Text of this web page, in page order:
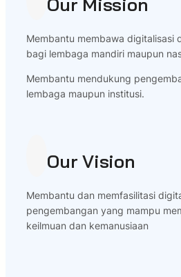
Our Mission
Membantu membawa digitalisasi
bagi lembaga mandiri maupun
Membantu mendukung
lembaga maupun institusi.
Our Vision
Membantu dan memfasilitasi
pengembangan yang mampu
keilmuan dan kemanusiaan